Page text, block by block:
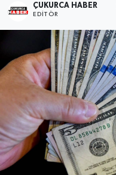
ÇUKURCA HABER
EDITÖR
Hakkari
Siyaset
Son Dakika
Teknoloji
Yaşam